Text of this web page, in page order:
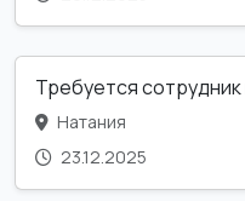
Требуется
Натания
23.12.2025